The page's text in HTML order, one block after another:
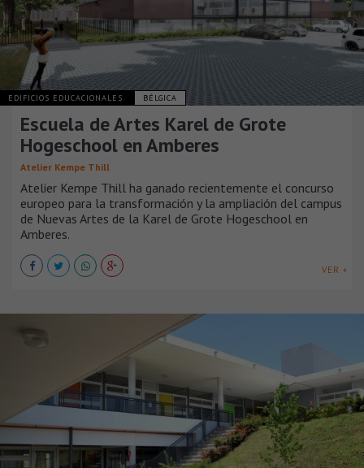
EDIFICIOS EDUCACIONALES BÉLGICA
Escuela de Artes Karel de Grote
Hogeschool en Amberes
Atelier Kempe Thill
Atelier Kempe Thill ha ganado recientemente el concurso
europeo para la transformación y la ampliación del campus
de Nuevas Artes de la Karel de Grote Hogeschool en
Amberes.
VER +